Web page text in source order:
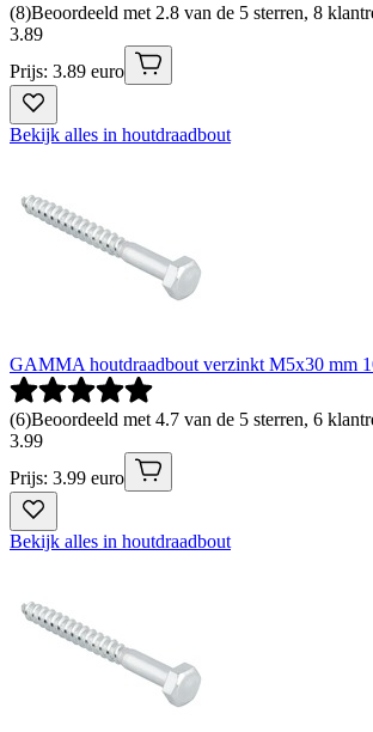
(8)Beoordeeld met 2.8 van de 5 sterren, 8
3.89
Prijs: 3.89 euro
Bekijk alles in houtdraadbout
GAMMA houtdraadbout verzinkt M5x30 mm
(6)Beoordeeld met 4.7 van de 5 sterren, 6
3.99
Prijs: 3.99 euro
Bekijk alles in houtdraadbout